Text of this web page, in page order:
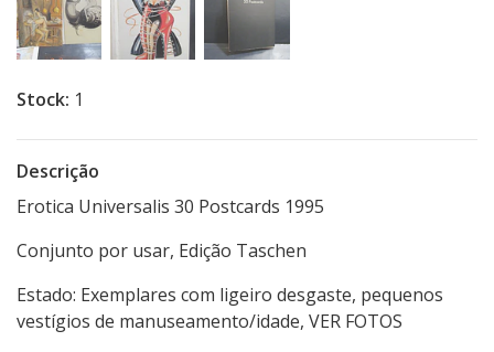
Stock: 1
Descrição
Erotica Universalis 30 Postcards 1995
Conjunto por usar, Edição Taschen
Estado: Exemplares com ligeiro desgaste, pequenos
vestígios de manuseamento/idade, VER FOTOS